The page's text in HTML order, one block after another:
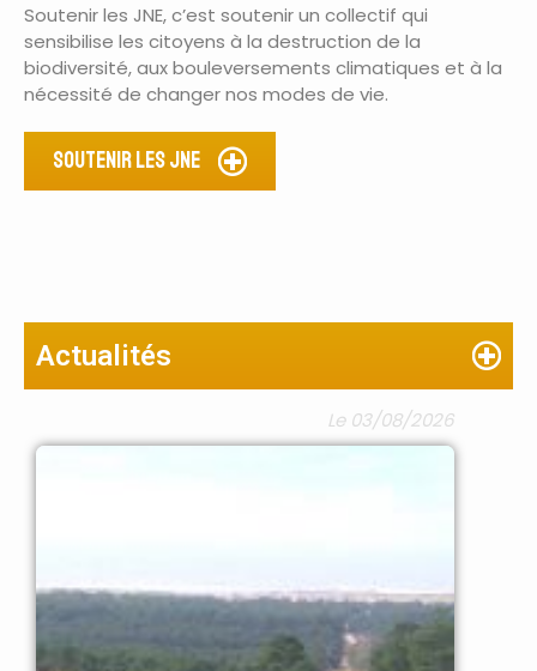
Soutenir les JNE, c’est soutenir un collectif qui
sensibilise les citoyens à la destruction de la
biodiversité, aux bouleversements climatiques et à la
nécessité de changer nos modes de vie.
Soutenir les JNE
Actualités
Le 03/08/2026